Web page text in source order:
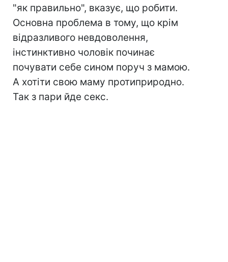
"як правильно", вказує, що робити.
Основна проблема в тому, що крім
відразливого невдоволення,
інстинктивно чоловік починає
почувати себе сином поруч з мамою.
А хотіти свою маму протиприродно.
Так з пари йде секс.